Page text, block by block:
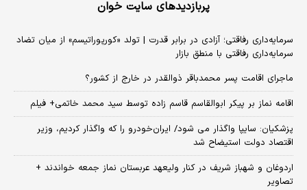
پربازدیدهای سایت خوان
سرمایه‌داری رفاقتی؛ آزادی در برابر قدرت | تولد «کورپوراتیسم» از میان تضاد
سرمایه‌داری رفاقتی با منطق بازار
ماجرای اقامت پسر محمدباقر ذوالقدر در خارج از کشور؟
اقامه نماز بر پیکر ابوالقاسم قاسم زاده توسط سید محمد خاتمی+ فیلم
پزشکیان: سایپا واگذار می شود/ ایران‌خودرو را که واگذار کردیم، وزیر
اقتصاد دولت استیضاح شد
اردوغان و شهباز شریف در کنار ولیعهد عربستان نماز جمعه خواندند +
تصاویر